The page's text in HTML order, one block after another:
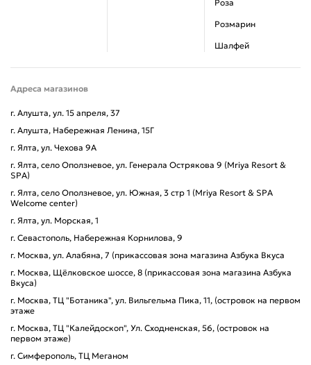
Роза
Розмарин
Шалфей
Адреса магазинов
г. Алушта, ул. 15 апреля, 37
г. Алушта, Набережная Ленина, 15Г
г. Ялта, ул. Чехова 9А
г. Ялта, село Оползневое, ул. Генерала Острякова 9 (Mriya Resort &
SPA)
г. Ялта, село Оползневое, ул. Южная, 3 стр 1 (Mriya Resort & SPA
Welcome center)
г. Ялта, ул. Морская, 1
г. Севастополь, Набережная Корнилова, 9
г. Москва, ул. Алабяна, 7 (прикассовая зона магазина Азбука Вкуса
г. Москва, Щёлковское шоссе, 8 (прикассовая зона магазина Азбука
Вкуса)
г. Москва, ТЦ "Ботаника", ул. Вильгельма Пика, 11, (островок на первом
этаже
г. Москва, ТЦ "Калейдоскоп", Ул. Сходненская, 56, (островок на
первом этаже)
г. Симферополь, ТЦ Меганом